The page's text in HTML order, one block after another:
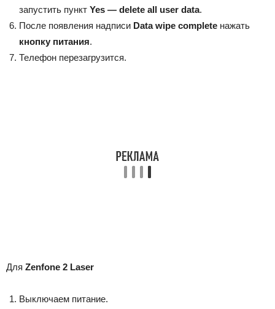
запустить пункт Yes — delete all user data.
После появления надписи Data wipe complete нажать
кнопку питания.
Телефон перезагрузится.
Для Zenfone 2 Laser
Выключаем питание.